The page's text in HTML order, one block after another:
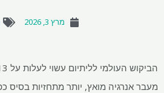
מרץ 3, 2026
מעבר אנרגיה מואץ, יותר מתחזיות בסיס